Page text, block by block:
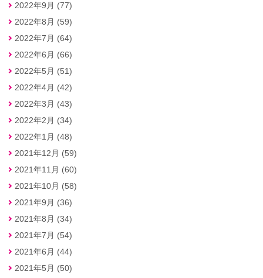
2022年9月 (77)
2022年8月 (59)
2022年7月 (64)
2022年6月 (66)
2022年5月 (51)
2022年4月 (42)
2022年3月 (43)
2022年2月 (34)
2022年1月 (48)
2021年12月 (59)
2021年11月 (60)
2021年10月 (58)
2021年9月 (36)
2021年8月 (34)
2021年7月 (54)
2021年6月 (44)
2021年5月 (50)